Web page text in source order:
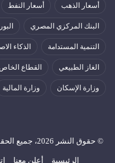
أسعار الذهب أسعار النفط
البنك المركزي المصري
التنمية المستدامة الذكاء
الغاز الطبيعي القطاع الخاص
وزارة الإسكان وزارة المالية
© حقوق النشر 2026، جميع الحقوق محفوظة |
الرئيسية أعلن معنا